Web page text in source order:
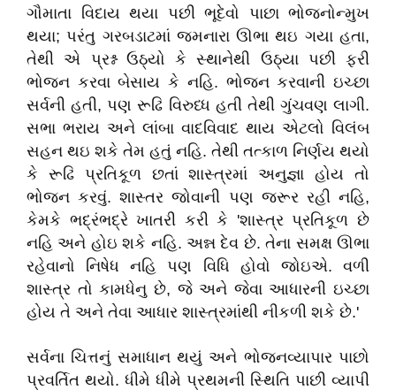
ગૌમાતા વિદાય થયા પછી ભૂદેવો પાછા ભોજનોન્મુખ
થયા; પરંતુ ગરબડાટમાં જમનારા ઊભા થઇ ગયા હતા,
તેથી એ પ્રશ્ન ઉઠ્યો કે સ્થાનેથી ઉઠ્યા પછી ફરી
ભોજન કરવા બેસાય કે નહિ. ભોજન કરવાની ઇચ્છા
સર્વની હતી, પણ રૂઢિ વિરુધ્ધ હતી તેથી ગુંચવણ લાગી.
સભા ભરાય અને લાંબા વાદવિવાદ થાય એટલો વિલંબ
સહન થઇ શકે તેમ હતું નહિ. તેથી તત્કાળ નિર્ણય થયો
કે રૂઢિ પ્રતિકૂળ છતાં શાસ્ત્રમાં અનુજ્ઞા હોય તો
ભોજન કરવું. શાસ્તર જોવાની પણ જરૂર રહી નહિ,
કેમકે ભદ્રંભદ્રે ખાતરી કરી કે 'શાસ્ત્ર પ્રતિકૂળ છે
નહિ અને હોઇ શકે નહિ. અન્ન દેવ છે. તેના સમક્ષ ઊભા
રહેવાનો નિષેધ નહિ પણ વિધિ હોવો જોઇએ. વળી
શાસ્ત્ર તો કામધેનુ છે, જે અને જેવા આધારની ઇચ્છા
હોય તે અને તેવા આધાર શાસ્ત્રમાંથી નીકળી શકે છે.'
સર્વના ચિત્તનું સમાધાન થયું અને ભોજનવ્યાપાર પાછો
પ્રવર્તિત થયો. ધીમે ધીમે પ્રથમની સ્થિતિ પાછી વ્યાપી